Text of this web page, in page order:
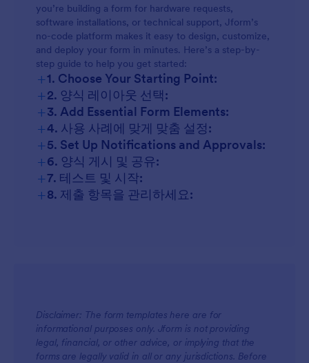
you’re building a form for hardware requests,
software installations, or technical support, Jform’s
no-code platform makes it easy to design, customize,
and deploy your form in minutes. Here’s a step-by-
step guide to help you get started:
+1. Choose Your Starting Point:
+2. 양식 레이아웃 선택:
+3. Add Essential Form Elements:
+4. 사용 사례에 맞게 맞춤 설정:
+5. Set Up Notifications and Approvals:
+6. 양식 게시 및 공유:
+7. 테스트 및 시작:
+8. 제출 항목을 관리하세요:
Disclaimer: The form templates here are for
informational purposes only. Jform is not providing
legal, financial, or other advice, or implying that the
forms are legally valid in all or any jurisdictions. Before